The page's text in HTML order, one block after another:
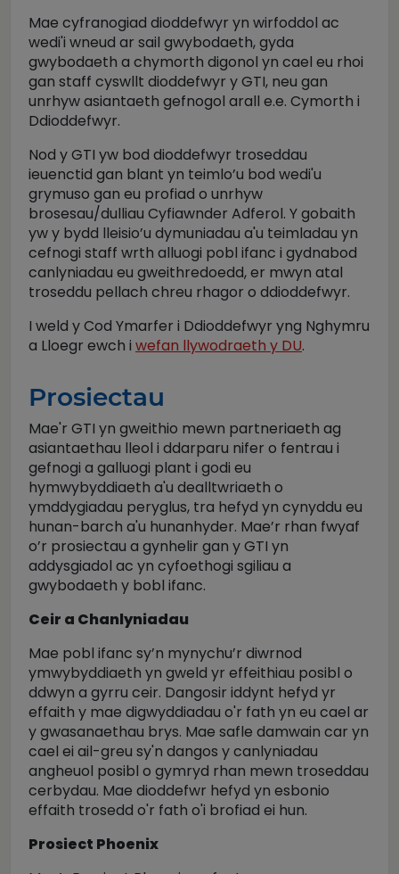
Mae cyfranogiad dioddefwyr yn wirfoddol ac
wedi'i wneud ar sail gwybodaeth, gyda
gwybodaeth a chymorth digonol yn cael eu rhoi
gan staff cyswllt dioddefwyr y GTI, neu gan
unrhyw asiantaeth gefnogol arall e.e. Cymorth i
Ddioddefwyr.
Nod y GTI yw bod dioddefwyr troseddau
ieuenctid gan blant yn teimlo’u bod wedi'u
grymuso gan eu profiad o unrhyw
brosesau/dulliau Cyfiawnder Adferol. Y gobaith
yw y bydd lleisio’u dymuniadau a'u teimladau yn
cefnogi staff wrth alluogi pobl ifanc i gydnabod
canlyniadau eu gweithredoedd, er mwyn atal
troseddu pellach chreu rhagor o ddioddefwyr.
I weld y Cod Ymarfer i Ddioddefwyr yng Nghymru
a Lloegr ewch i wefan llywodraeth y DU.
Prosiectau
Mae'r GTI yn gweithio mewn partneriaeth ag
asiantaethau lleol i ddarparu nifer o fentrau i
gefnogi a galluogi plant i godi eu
hymwybyddiaeth a'u dealltwriaeth o
ymddygiadau peryglus, tra hefyd yn cynyddu eu
hunan-barch a'u hunanhyder. Mae’r rhan fwyaf
o’r prosiectau a gynhelir gan y GTI yn
addysgiadol ac yn cyfoethogi sgiliau a
gwybodaeth y bobl ifanc.
Ceir a Chanlyniadau
Mae pobl ifanc sy’n mynychu’r diwrnod
ymwybyddiaeth yn gweld yr effeithiau posibl o
ddwyn a gyrru ceir. Dangosir iddynt hefyd yr
effaith y mae digwyddiadau o'r fath yn eu cael ar
y gwasanaethau brys. Mae safle damwain car yn
cael ei ail-greu sy'n dangos y canlyniadau
angheuol posibl o gymryd rhan mewn troseddau
cerbydau. Mae dioddefwr hefyd yn esbonio
effaith trosedd o'r fath o'i brofiad ei hun.
Prosiect Phoenix